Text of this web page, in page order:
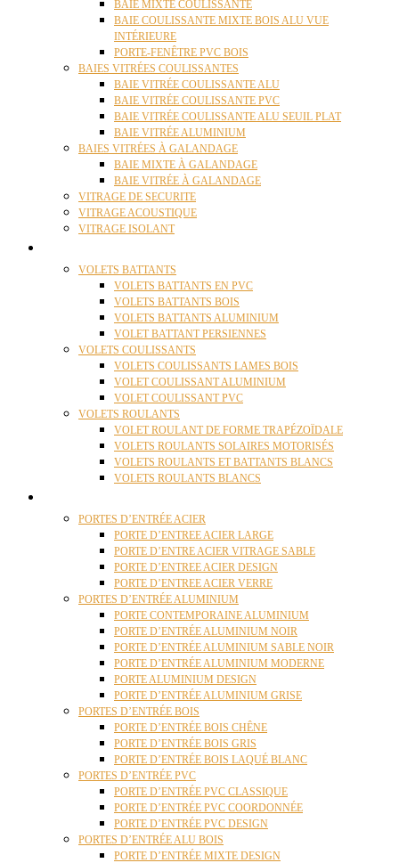
BAIE MIXTE COULISSANTE
BAIE COULISSANTE MIXTE BOIS ALU VUE
INTÉRIEURE
PORTE-FENÊTRE PVC BOIS
BAIES VITRÉES COULISSANTES
BAIE VITRÉE COULISSANTE ALU
BAIE VITRÉE COULISSANTE PVC
BAIE VITRÉE COULISSANTE ALU SEUIL PLAT
BAIE VITRÉE ALUMINIUM
BAIES VITRÉES À GALANDAGE
BAIE MIXTE À GALANDAGE
BAIE VITRÉE À GALANDAGE
VITRAGE DE SECURITE
VITRAGE ACOUSTIQUE
VITRAGE ISOLANT
VOLETS BATTANTS
VOLETS BATTANTS EN PVC
VOLETS BATTANTS BOIS
VOLETS BATTANTS ALUMINIUM
VOLET BATTANT PERSIENNES
VOLETS COULISSANTS
VOLETS COULISSANTS LAMES BOIS
VOLET COULISSANT ALUMINIUM
VOLET COULISSANT PVC
VOLETS ROULANTS
VOLET ROULANT DE FORME TRAPÉZOÏDALE
VOLETS ROULANTS SOLAIRES MOTORISÉS
VOLETS ROULANTS ET BATTANTS BLANCS
VOLETS ROULANTS BLANCS
PORTES D’ENTRÉE ACIER
PORTE D’ENTREE ACIER LARGE
PORTE D’ENTRE ACIER VITRAGE SABLE
PORTE D’ENTREE ACIER DESIGN
PORTE D’ENTREE ACIER VERRE
PORTES D’ENTRÉE ALUMINIUM
PORTE CONTEMPORAINE ALUMINIUM
PORTE D’ENTRÉE ALUMINIUM NOIR
PORTE D’ENTRÉE ALUMINIUM SABLE NOIR
PORTE D’ENTRÉE ALUMINIUM MODERNE
PORTE ALUMINIUM DESIGN
PORTE D’ENTRÉE ALUMINIUM GRISE
PORTES D’ENTRÉE BOIS
PORTE D’ENTRÉE BOIS CHÊNE
PORTE D’ENTRÉE BOIS GRIS
PORTE D’ENTRÉE BOIS LAQUÉ BLANC
PORTES D’ENTRÉE PVC
PORTE D’ENTRÉE PVC CLASSIQUE
PORTE D’ENTRÉE PVC COORDONNÉE
PORTE D’ENTRÉE PVC DESIGN
PORTES D’ENTRÉE ALU BOIS
PORTE D’ENTRÉE MIXTE DESIGN